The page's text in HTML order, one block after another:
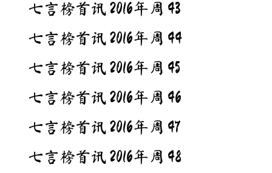
七言榜首讯 2016年周 43
七言榜首讯 2016年周 44
七言榜首讯 2016年周 45
七言榜首讯 2016年周 46
七言榜首讯 2016年周 47
七言榜首讯 2016年周 48